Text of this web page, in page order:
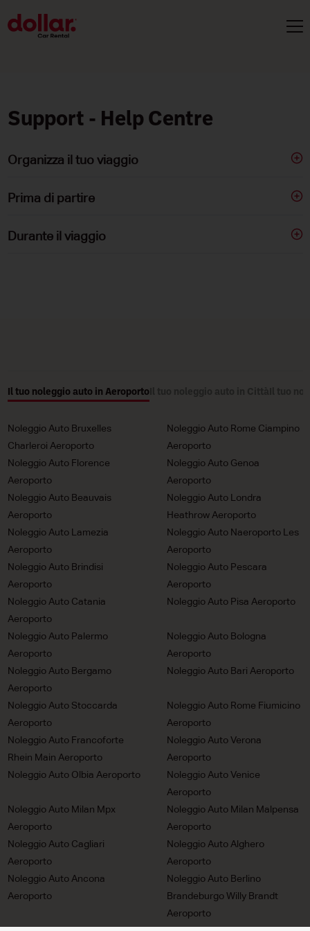
Support - Help Centre
Organizza il tuo viaggio
Prima di partire
Durante il viaggio
Il tuo noleggio auto in Aeroporto
Noleggio Auto Bruxelles
Charleroi Aeroporto
Noleggio Auto Rome Ciampino
Aeroporto
Noleggio Auto Florence
Aeroporto
Noleggio Auto Genoa
Aeroporto
Noleggio Auto Beauvais
Aeroporto
Noleggio Auto Londra
Heathrow Aeroporto
Noleggio Auto Lamezia
Aeroporto
Noleggio Auto Naeroporto Les
Aeroporto
Noleggio Auto Brindisi
Aeroporto
Noleggio Auto Pescara
Aeroporto
Noleggio Auto Catania
Aeroporto
Noleggio Auto Pisa Aeroporto
Noleggio Auto Palermo
Aeroporto
Noleggio Auto Bologna
Aeroporto
Noleggio Auto Bergamo
Aeroporto
Noleggio Auto Bari Aeroporto
Noleggio Auto Stoccarda
Aeroporto
Noleggio Auto Rome Fiumicino
Aeroporto
Noleggio Auto Francoforte
Rhein Main Aeroporto
Noleggio Auto Verona
Aeroporto
Noleggio Auto Olbia Aeroporto
Noleggio Auto Venice
Aeroporto
Noleggio Auto Milan Mpx
Aeroporto
Noleggio Auto Milan Malpensa
Aeroporto
Noleggio Auto Cagliari
Aeroporto
Noleggio Auto Alghero
Aeroporto
Noleggio Auto Ancona
Aeroporto
Noleggio Auto Berlino
Brandeburgo Willy Brandt
Aeroporto